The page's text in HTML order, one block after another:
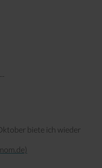
biete ich wieder